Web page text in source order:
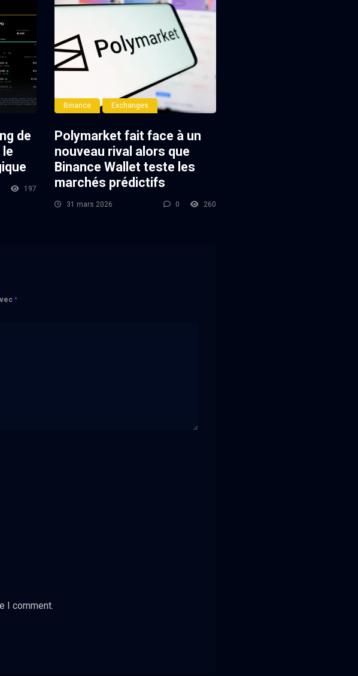
de
197
Binance Exchanges
Polymarket fait face à un
nouveau rival alors que
Binance Wallet teste les
marchés prédictifs
31 mars 2026 0 260
*
I comment.